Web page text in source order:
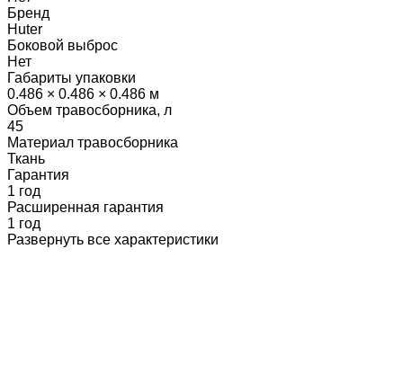
Бренд
Huter
Боковой выброс
Нет
Габариты упаковки
0.486 × 0.486 × 0.486 м
Объем травосборника, л
45
Материал травосборника
Ткань
Гарантия
1 год
Расширенная гарантия
1 год
Развернуть все характеристики